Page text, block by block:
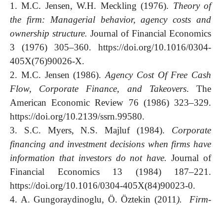
1. M.C. Jensen, W.H. Meckling (1976). Theory of
the firm: Managerial behavior, agency costs and
ownership structure. Journal of Financial Economics
3 (1976) 305–360. https://doi.org/10.1016/0304-
405X(76)90026-X.
2. M.C. Jensen (1986). Agency Cost Of Free Cash
Flow, Corporate Finance, and Takeovers. The
American Economic Review 76 (1986) 323–329.
https://doi.org/10.2139/ssrn.99580.
3. S.C. Myers, N.S. Majluf (1984). Corporate
financing and investment decisions when firms have
information that investors do not have. Journal of
Financial Economics 13 (1984) 187–221.
https://doi.org/10.1016/0304-405X(84)90023-0.
4. A. Gungoraydinoglu, Ö. Öztekin (2011 ). Firm-